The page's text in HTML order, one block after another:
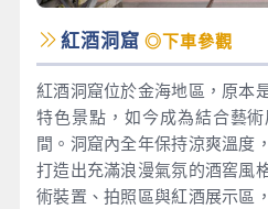
紅酒洞窟 ◎下車參觀
紅酒洞窟位於金海地區，原本
特色景點，如今成為結合藝
間。洞窟內全年保持涼爽溫度
打造出充滿浪漫氣氛的酒窖風
術裝置、拍照區與紅酒展示區